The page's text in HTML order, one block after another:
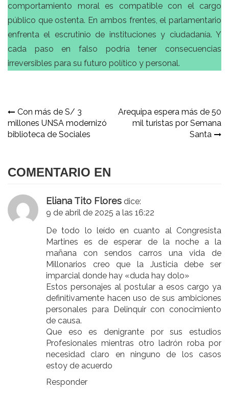
comportamiento moral es compatible con el cargo
público que ostenta. En ambos frentes, el parlamentario
enfrenta el escrutinio de instituciones y ciudadanía. Y
cada paso en falso podría tener consecuencias
irreversibles para su futuro político y personal.
Navegación
de
Con más de S/ 3
millones UNSA modernizó
biblioteca de Sociales
Arequipa espera más de 50
mil turistas por Semana
Santa
COMENTARIO EN
Eliana Tito Flores dice:
9 de abril de 2025 a las 16:22
De todo lo leído en cuanto al Congresista
Martines es de esperar de la noche a la
mañana con sendos carros una vida de
Millonarios creo que la Justicia debe ser
imparcial donde hay «duda hay dolo»
Estos personajes al postular a esos cargo ya
definitivamente hacen uso de sus ambiciones
personales para Delinquir con conocimiento
de causa.
Que eso es denigrante por sus estudios
Profesionales mientras otro ladrón roba por
necesidad claro en ninguno de los casos
estoy de acuerdo
Responder